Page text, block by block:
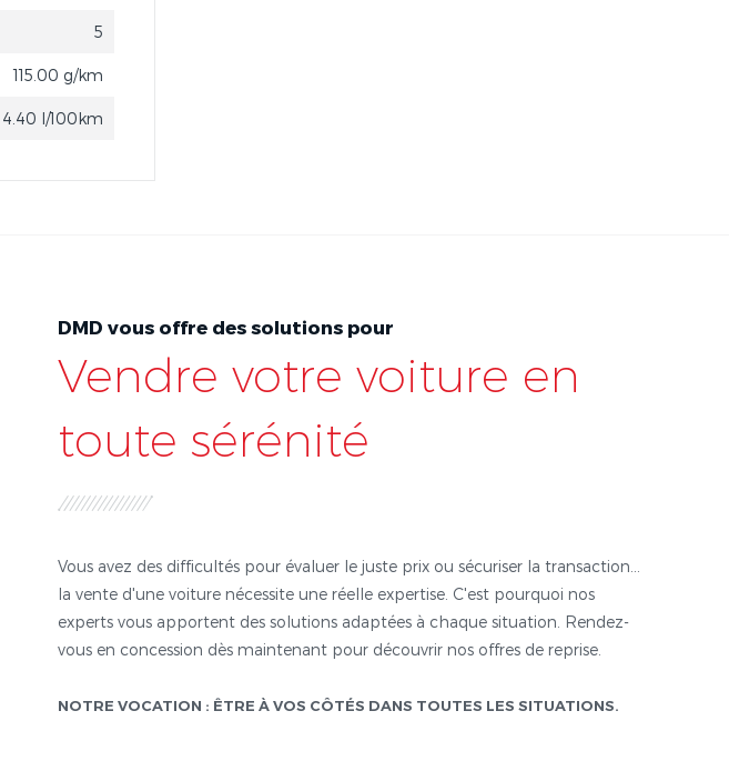
5
115.00 g/km
4.40 l/100km
DMD vous offre des solutions pour
Vendre votre voiture en
toute sérénité
Vous avez des difficultés pour évaluer le juste prix ou sécuriser la transaction...
la vente d'une voiture nécessite une réelle expertise. C'est pourquoi nos
experts vous apportent des solutions adaptées à chaque situation. Rendez-
vous en concession dès maintenant pour découvrir nos offres de reprise.
NOTRE VOCATION : ÊTRE À VOS CÔTÉS DANS TOUTES LES SITUATIONS.